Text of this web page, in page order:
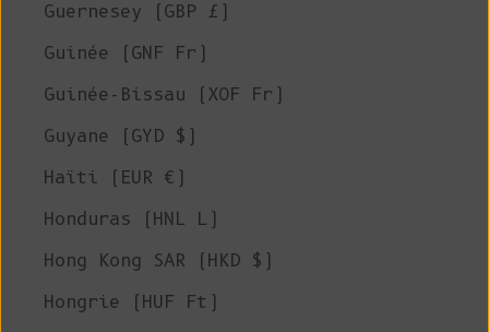
Guernesey (GBP £)
Guinée (GNF Fr)
Guinée-Bissau (XOF Fr)
Guyane (GYD $)
Haïti (EUR €)
Honduras (HNL L)
Hong Kong SAR (HKD $)
Hongrie (HUF Ft)